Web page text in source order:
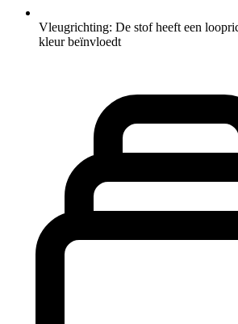
Vleugrichting: De stof heeft een
kleur beïnvloedt